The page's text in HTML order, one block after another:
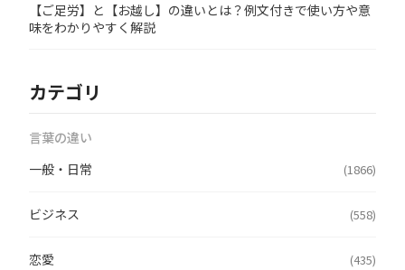
【ご足労】と【お越し】の違いとは？例文付きで使い方や意
味をわかりやすく解説
カテゴリ
言葉の違い
一般・日常
(1866)
ビジネス (558)
恋愛 (435)